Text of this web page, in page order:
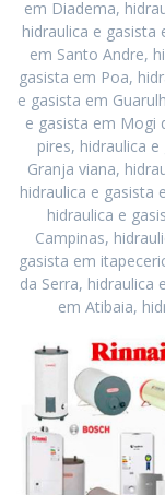
em Diadema,
hidraulica e gasista
em Santo Andre,
gasista em Poa,
e gasista em
e gasista em Mogi
pires, hidraulica
Granja viana,
hidraulica e gasista
hidraulica e
Campinas,
gasista em
da Serra, hidraulica
em Atibaia,